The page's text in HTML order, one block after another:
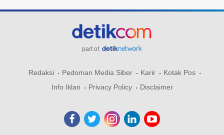
part of
Redaksi Pedoman Media Siber Karir
Kotak Pos
Info Iklan
Privacy Policy Disclaimer